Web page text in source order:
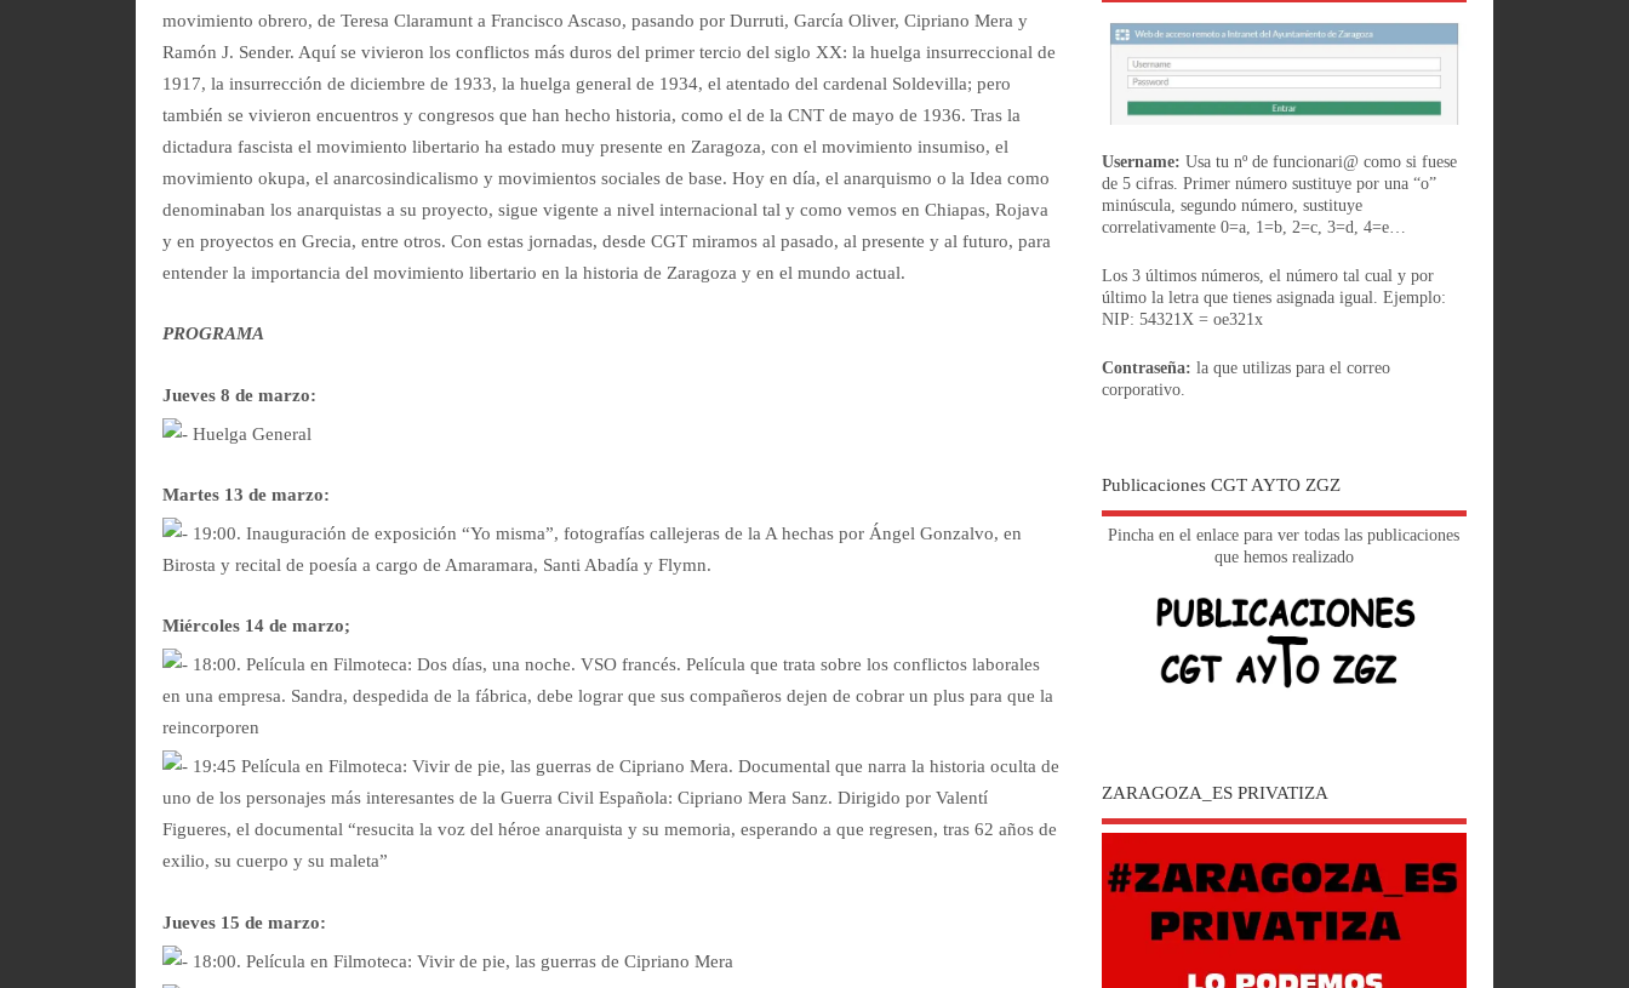
movimiento obrero, de Teresa Claramunt a Francisco Ascaso, pasando por Durruti, García Oliver, Cipriano Mera y
Ramón J. Sender. Aquí se vivieron los conflictos más duros del primer tercio del siglo XX: la huelga insurreccional de
1917, la insurrección de diciembre de 1933, la huelga general de 1934, el atentado del cardenal Soldevilla; pero
también se vivieron encuentros y congresos que han hecho historia, como el de la CNT de mayo de 1936. Tras la
dictadura fascista el movimiento libertario ha estado muy presente en Zaragoza, con el movimiento insumiso, el
movimiento okupa, el anarcosindicalismo y movimientos sociales de base. Hoy en día, el anarquismo o la Idea como
denominaban los anarquistas a su proyecto, sigue vigente a nivel internacional tal y como vemos en Chiapas, Rojava
y en proyectos en Grecia, entre otros. Con estas jornadas, desde CGT miramos al pasado, al presente y al futuro, para
entender la importancia del movimiento libertario en la historia de Zaragoza y en el mundo actual.
PROGRAMA
Jueves 8 de marzo:
Huelga General
Martes 13 de marzo:
19:00. Inauguración de exposición “Yo misma”, fotografías callejeras de la A hechas por Ángel Gonzalvo, en
Birosta y recital de poesía a cargo de Amaramara, Santi Abadía y Flymn.
Miércoles 14 de marzo;
18:00. Película en Filmoteca: Dos días, una noche. VSO francés. Película que trata sobre los conflictos laborales
en una empresa. Sandra, despedida de la fábrica, debe lograr que sus compañeros dejen de cobrar un plus para que la
reincorporen
19:45 Película en Filmoteca: Vivir de pie, las guerras de Cipriano Mera. Documental que narra la historia oculta de
uno de los personajes más interesantes de la Guerra Civil Española: Cipriano Mera Sanz. Dirigido por Valentí
Figueres, el documental “resucita la voz del héroe anarquista y su memoria, esperando a que regresen, tras 62 años de
exilio, su cuerpo y su maleta”
Jueves 15 de marzo:
18:00. Película en Filmoteca: Vivir de pie, las guerras de Cipriano Mera
Username: Usa tu nº de funcionari@ como si fuese
de 5 cifras. Primer número sustituye por una “o”
minúscula, segundo número, sustituye
correlativamente 0=a, 1=b, 2=c, 3=d, 4=e…
Los 3 últimos números, el número tal cual y por
último la letra que tienes asignada igual. Ejemplo:
NIP: 54321X = oe321x
Contraseña: la que utilizas para el correo
corporativo.
Publicaciones CGT AYTO ZGZ
Pincha en el enlace para ver todas las publicaciones
que hemos realizado
ZARAGOZA_ES PRIVATIZA